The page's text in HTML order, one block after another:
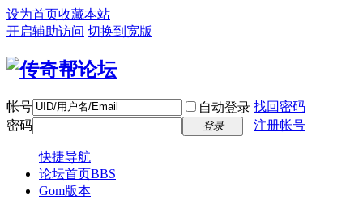
设为首页收藏本站
开启辅助访问 切换到宽版
帐号 自动登录 找回密码
密码
登录 注册帐号
快捷导航
论坛首页BBS
Gom版本